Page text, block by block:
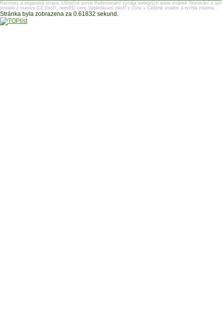
Recerpty a veganská strava. Užitečný portál Profesionální výroba webových www stránek Testování a
postele z masivu CZ Zboží, nejnižší ceny Vyhledávaní zboží z Číny v Češtině snadno a rychla zdarma..
Stránka byla zobrazena za 0.61832 sekund.